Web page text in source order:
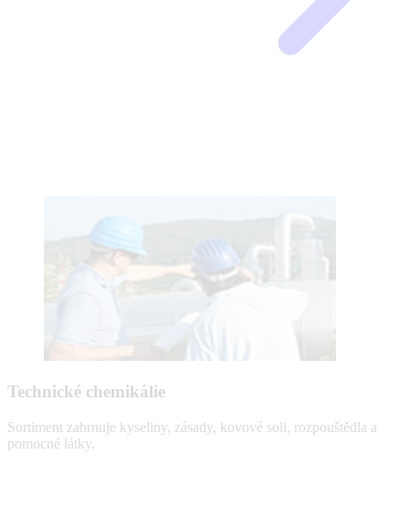
Technické chemikálie
Sortiment zahrnuje kyseliny, zásady, kovové soli, rozpouštědla a
pomocné látky.